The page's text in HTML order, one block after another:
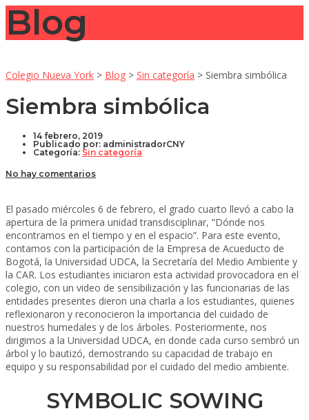
Blog
Colegio Nueva York > Blog > Sin categoría > Siembra simbólica
Siembra simbólica
14 febrero, 2019
Publicado por: administradorCNY
Categoría: Sin categoría
No hay comentarios
El pasado miércoles 6 de febrero, el grado cuarto llevó a cabo la
apertura de la primera unidad transdisciplinar, “Dónde nos
encontramos en el tiempo y en el espacio”. Para este evento,
contamos con la participación de la Empresa de Acueducto de
Bogotá, la Universidad UDCA, la Secretaría del Medio Ambiente y
la CAR. Los estudiantes iniciaron esta actividad provocadora en el
colegio, con un video de sensibilización y las funcionarias de las
entidades presentes dieron una charla a los estudiantes, quienes
reflexionaron y reconocieron la importancia del cuidado de
nuestros humedales y de los árboles. Posteriormente, nos
dirigimos a la Universidad UDCA, en donde cada curso sembró un
árbol y lo bautizó, demostrando su capacidad de trabajo en
equipo y su responsabilidad por el cuidado del medio ambiente.
SYMBOLIC SOWING